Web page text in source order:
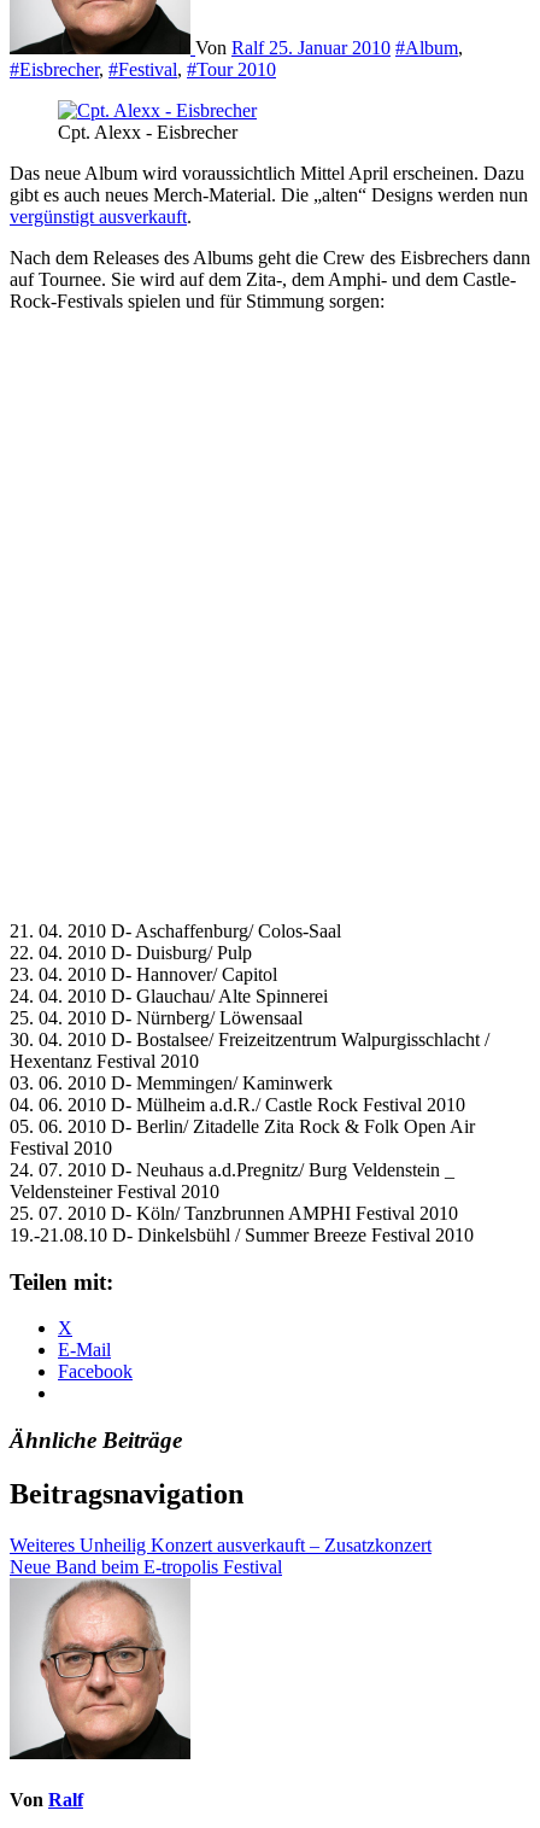
Von Ralf 25. Januar 2010 #Album,
#Eisbrecher, #Festival, #Tour 2010
Cpt. Alexx - Eisbrecher
Das neue Album wird voraussichtlich Mittel April erscheinen. Dazu
gibt es auch neues Merch-Material. Die „alten“ Designs werden nun
vergünstigt ausverkauft.
Nach dem Releases des Albums geht die Crew des Eisbrechers dann
auf Tournee. Sie wird auf dem Zita-, dem Amphi- und dem Castle-
Rock-Festivals spielen und für Stimmung sorgen:
21. 04. 2010 D- Aschaffenburg/ Colos-Saal
22. 04. 2010 D- Duisburg/ Pulp
23. 04. 2010 D- Hannover/ Capitol
24. 04. 2010 D- Glauchau/ Alte Spinnerei
25. 04. 2010 D- Nürnberg/ Löwensaal
30. 04. 2010 D- Bostalsee/ Freizeitzentrum Walpurgisschlacht /
Hexentanz Festival 2010
03. 06. 2010 D- Memmingen/ Kaminwerk
04. 06. 2010 D- Mülheim a.d.R./ Castle Rock Festival 2010
05. 06. 2010 D- Berlin/ Zitadelle Zita Rock & Folk Open Air
Festival 2010
24. 07. 2010 D- Neuhaus a.d.Pregnitz/ Burg Veldenstein _
Veldensteiner Festival 2010
25. 07. 2010 D- Köln/ Tanzbrunnen AMPHI Festival 2010
19.-21.08.10 D- Dinkelsbühl / Summer Breeze Festival 2010
Teilen mit:
X
E-Mail
Facebook
Ähnliche Beiträge
Beitragsnavigation
Weiteres Unheilig Konzert ausverkauft – Zusatzkonzert
Neue Band beim E-tropolis Festival
Von Ralf